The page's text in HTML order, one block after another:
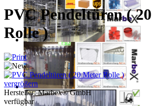
PVC Pendeltüren (
Rolle )
vergrößern
Hersteller:Marbex® GmbH
verfügbar